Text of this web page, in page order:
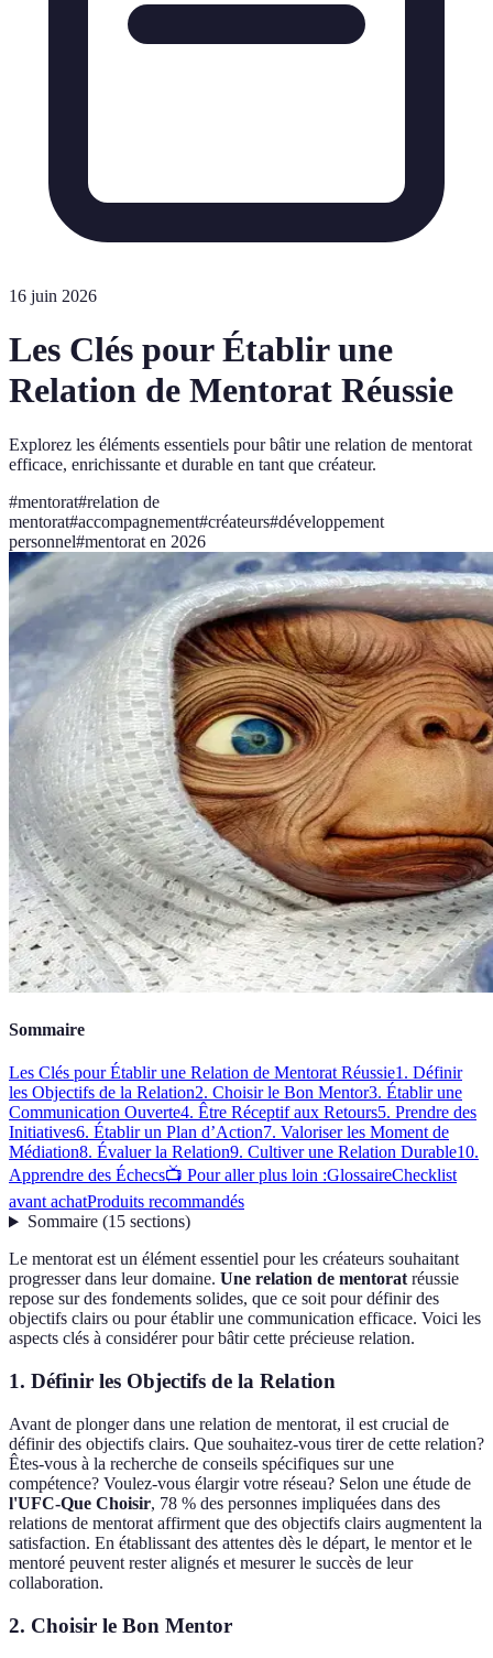
16 juin 2026
Les Clés pour Établir une
Relation de Mentorat Réussie
Explorez les éléments essentiels pour bâtir une relation de mentorat
efficace, enrichissante et durable en tant que créateur.
#mentorat#relation de
mentorat#accompagnement#créateurs#développement
personnel#mentorat en 2026
Sommaire
Les Clés pour Établir une Relation de Mentorat Réussie1. Définir
les Objectifs de la Relation2. Choisir le Bon Mentor3. Établir une
Communication Ouverte4. Être Réceptif aux Retours5. Prendre des
Initiatives6. Établir un Plan d’Action7. Valoriser les Moment de
Médiation8. Évaluer la Relation9. Cultiver une Relation Durable10.
Apprendre des Échecs📺 Pour aller plus loin :GlossaireChecklist
avant achatProduits recommandés
Sommaire(15 sections)
Le mentorat est un élément essentiel pour les créateurs souhaitant
progresser dans leur domaine. Une relation de mentoratréussie
repose sur des fondements solides, que ce soit pour définir des
objectifs clairs ou pour établir une communication efficace. Voici les
aspects clés à considérer pour bâtir cette précieuse relation.
1. Définir les Objectifs de la Relation
Avant de plonger dans une relation de mentorat, il est crucial de
définir des objectifs clairs. Que souhaitez-vous tirer de cette relation?
Êtes-vous à la recherche de conseils spécifiques sur une
compétence? Voulez-vous élargir votre réseau? Selon une étude de
l'UFC-Que Choisir, 78 % des personnes impliquées dans des
relations de mentorat affirment que des objectifs clairs augmentent la
satisfaction. En établissant des attentes dès le départ, le mentor et le
mentoré peuvent rester alignés et mesurer le succès de leur
collaboration.
2. Choisir le Bon Mentor